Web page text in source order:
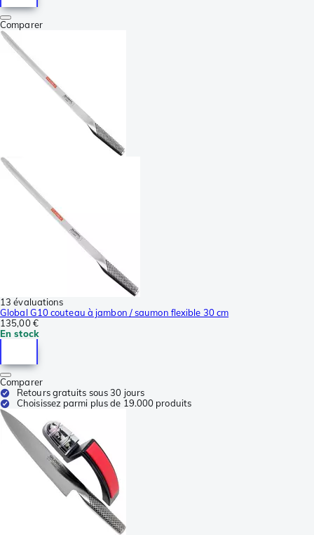
Comparer
13 évaluations
Global G10 couteau à jambon / saumon flexible 30 cm
135,00 €
En stock
Comparer
Retours gratuits sous 30 jours
Choisissez parmi plus de 19.000 produits